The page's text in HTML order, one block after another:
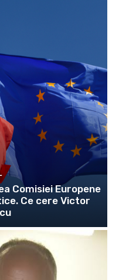
Comisiei Europene
Ce cere Victor